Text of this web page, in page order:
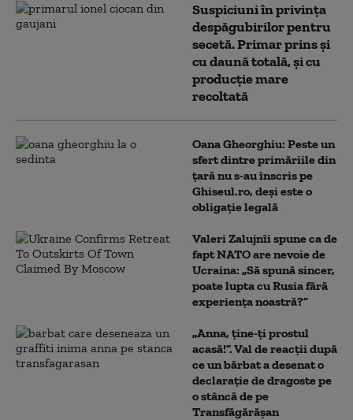
Suspiciuni în privința
despăgubirilor pentru
secetă. Primar prins și
cu daună totală, și cu
producție mare
recoltată
Oana Gheorghiu: Peste un
sfert dintre primăriile din
țară nu s-au înscris pe
Ghiseul.ro, deși este o
obligație legală
Valeri Zalujnîi spune ca de
fapt NATO are nevoie de
Ucraina: „Să spună sincer,
poate lupta cu Rusia fără
experiența noastră?”
„Anna, ţine-ţi prostul
acasă!”. Val de reacții după
ce un bărbat a desenat o
declarație de dragoste pe
o stâncă de pe
Transfăgărășan